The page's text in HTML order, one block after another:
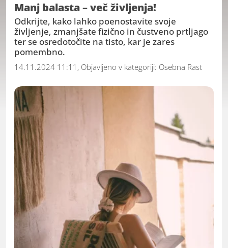
Manj balasta – več življenja!
Odkrijte, kako lahko poenostavite svoje
življenje, zmanjšate fizično in čustveno prtljago
ter se osredotočite na tisto, kar je zares
pomembno.
14.11.2024 11:11, Objavljeno v kategoriji: Osebna Rast